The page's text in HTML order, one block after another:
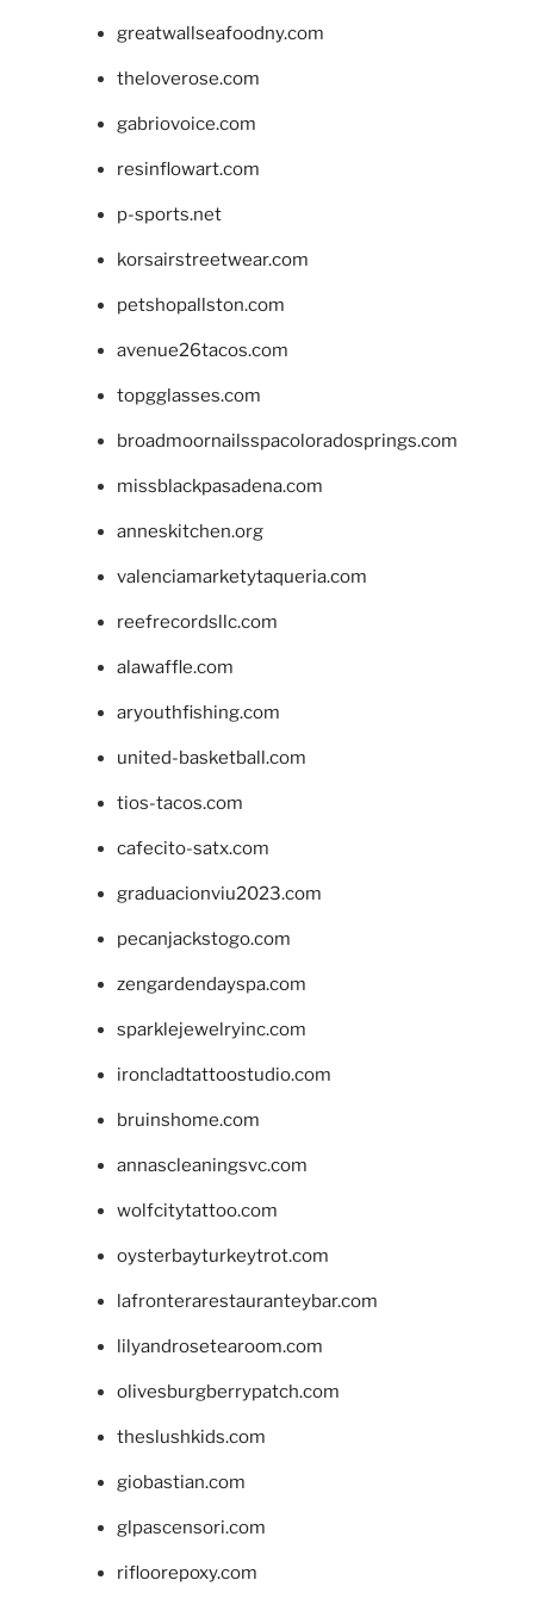
greatwallseafoodny.com
theloverose.com
gabriovoice.com
resinflowart.com
p-sports.net
korsairstreetwear.com
petshopallston.com
avenue26tacos.com
topgglasses.com
broadmoornailsspacoloradosprings.com
missblackpasadena.com
anneskitchen.org
valenciamarketytaqueria.com
reefrecordsllc.com
alawaffle.com
aryouthfishing.com
united-basketball.com
tios-tacos.com
cafecito-satx.com
graduacionviu2023.com
pecanjackstogo.com
zengardendayspa.com
sparklejewelryinc.com
ironcladtattoostudio.com
bruinshome.com
annascleaningsvc.com
wolfcitytattoo.com
oysterbayturkeytrot.com
lafronterarestauranteybar.com
lilyandrosetearoom.com
olivesburgberrypatch.com
theslushkids.com
giobastian.com
glpascensori.com
rifloorepoxy.com